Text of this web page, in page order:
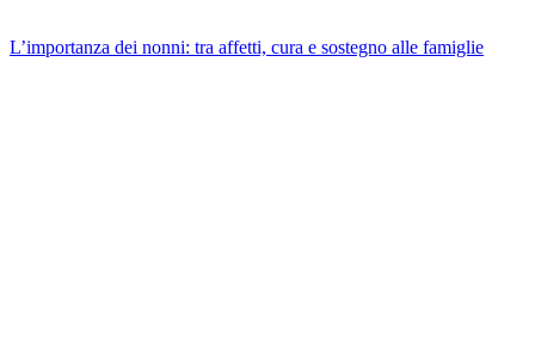
L’importanza dei nonni: tra affetti, cura e sostegno alle famiglie